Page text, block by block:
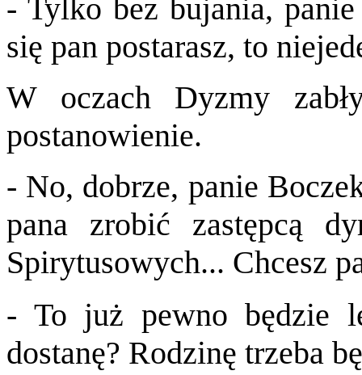
- Tylko bez bujania,
się pan postarasz, to
W oczach Dyzmy
postanowienie.
- No, dobrze, panie
pana zrobić zastępcą
Spirytusowych... Chcesz
- To już pewno będzie
dostanę? Rodzinę trzeba